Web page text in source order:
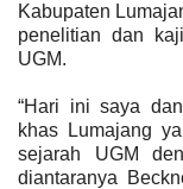
Kabupaten
penelitian dan
UGM.
“Hari ini saya
khas Lumajang
sejarah UGM
diantaranya